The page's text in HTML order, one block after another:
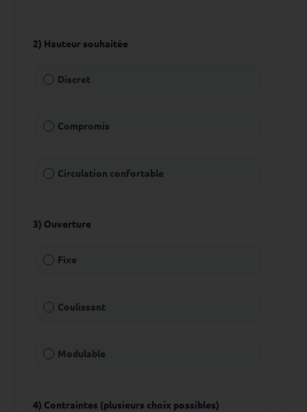
2) Hauteur souhaitée
Discret
Compromis
Circulation confortable
3) Ouverture
Fixe
Coulissant
Modulable
4) Contraintes (plusieurs choix possibles)